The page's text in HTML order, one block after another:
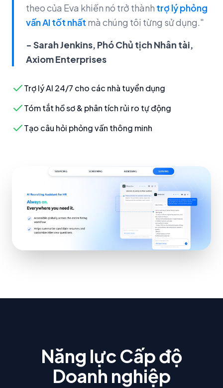
theo của Eva khiến nó trở thành trợ lý phỏng
vấn AI tốt nhất mà chúng tôi từng sử dụng."
- Sarah Jenkins, Phó Chủ tịch Nhân tài,
Axiom Enterprises
Trợ lý AI 24/7 cho các nhà tuyển dụng
Tóm tắt hồ sơ & phân tích rủi ro tự động
Tạo câu hỏi phỏng vấn thông minh
Năng lực Cấp độ
Doanh nghiệp